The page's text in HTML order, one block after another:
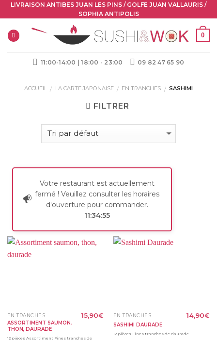
Skip
to
content
LIVRAISON ANTIBES JUAN LES PINS / GOLFE JUAN VALLAURIS /
SOPHIA ANTIPOLIS
0
11:00-14:00 | 18:00 - 23:00 09 82 47 65 90
ACCUEIL / LA CARTE JAPONAISE / EN TRANCHES / SASHIMI
FILTRER
Votre restaurant est actuellement
fermé ! Veuillez consulter les horaires
d'ouverture pour commander.
11:34:55
EN TRANCHES
ASSORTIMENT SAUMON,
THON, DAURADE
15,90€
12 pièces Assortiment Fines tranches de
EN TRANCHES
SASHIMI DAURADE
14,90€
12 pièces Fines tranches de daurade